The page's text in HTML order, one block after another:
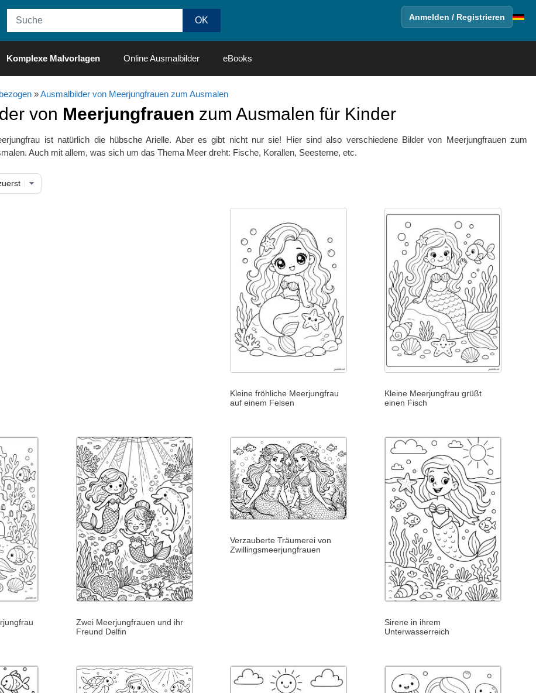
Anmelden / Registrieren
Komplexe Malvorlagen Online Ausmalbilder eBooks
»Ausmalbilder von Meerjungfrauen zum Ausmalen
von Meerjungfrauen zum Ausmalen für Kinder
ist natürlich die hübsche Arielle. Aber es gibt nicht nur sie! Hier sind also verschiedene Bilder von Meerjungfrauen zum
Auch mit allem, was sich um das Thema Meer dreht: Fische, Korallen, Seesterne, etc.
Kleine fröhliche Meerjungfrau
auf einem Felsen
Kleine Meerjungfrau grüßt
einen Fisch
Zwei Meerjungfrauen und ihr
Freund Delfin
Verzauberte Träumerei von
Zwillingsmeerjungfrauen
Sirene in ihrem
Unterwasserreich